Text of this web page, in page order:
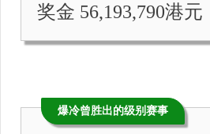
奖金 56,193,790港元
爆冷曾胜出的级别赛事